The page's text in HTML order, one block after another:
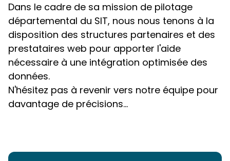
Dans le cadre de sa mission de pilotage
départemental du SIT, nous nous tenons à la
disposition des structures partenaires et des
prestataires web pour apporter l'aide
nécessaire à une intégration optimisée des
données.
N'hésitez pas à revenir vers notre équipe pour
davantage de précisions...